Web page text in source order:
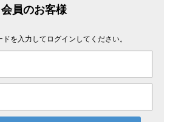
会員のお客様
を入力してログインしてください。